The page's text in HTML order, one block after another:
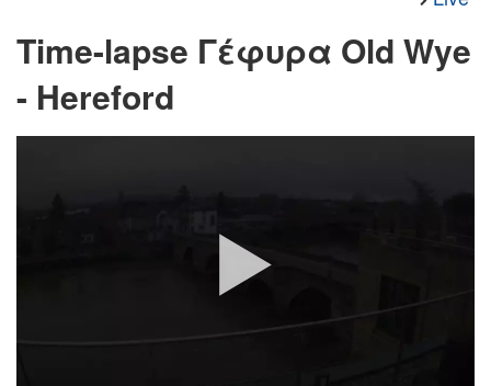
Time-lapse Γέφυρα Old Wye
- Hereford